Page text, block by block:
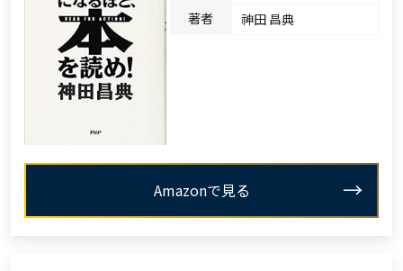
著者
神田 昌典
Amazonで見る